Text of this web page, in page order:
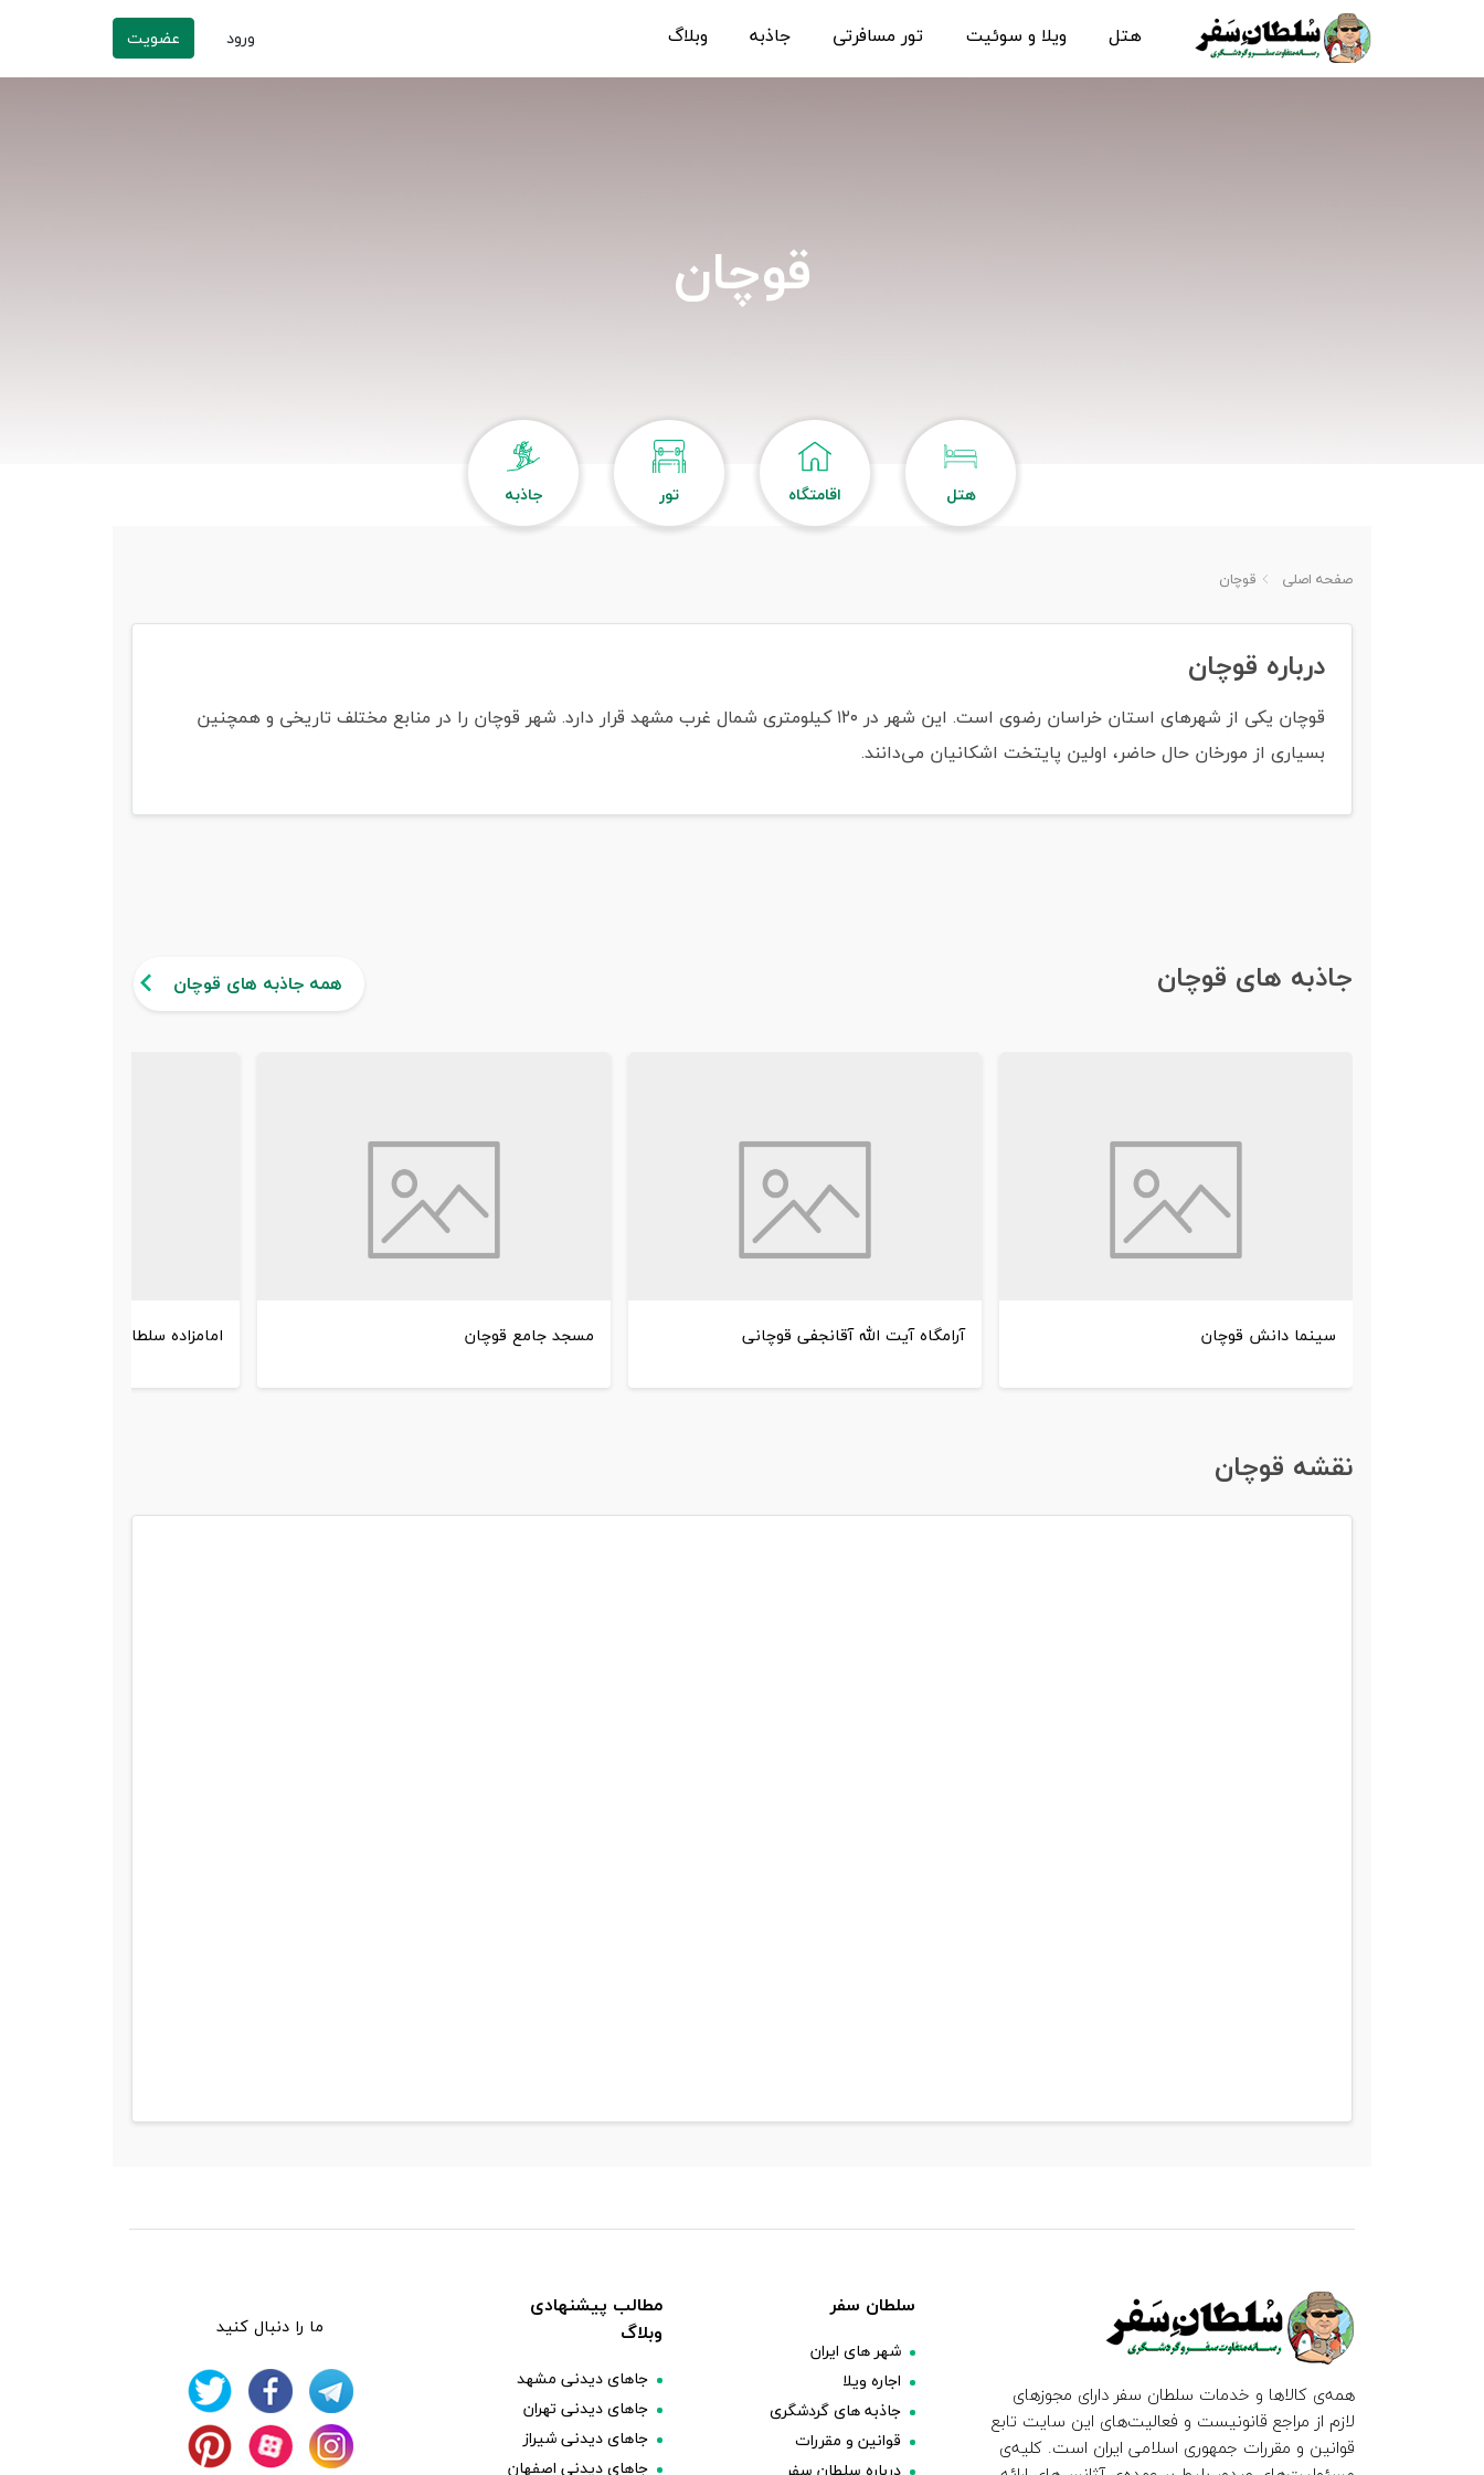
هتل ویلا و سوئیت تور مسافرتی جاذبه وبلاگ ورود عضویت
قوچان
هتل اقامتگاه تور جاذبه
صفحه اصلی قوچان
درباره قوچان
قوچان یکی از شهرهای استان خراسان رضوی است. این شهر در ۱۲۰ کیلومتری شمال غرب مشهد قرار دارد. شهر قوچان را در منابع مختلف تاریخی و همچنین
بسیاری از مورخان حال حاضر، اولین پایتخت اشکانیان می‌دانند.
جاذبه های قوچان همه جاذبه های قوچان
سینما دانش قوچان آرامگاه آیت الله آقانجفی قوچانی مسجد جامع قوچان امامزاده سلطان ابراهیم قوچان
نقشه قوچان
همه‌ی کالاها و خدمات سلطان سفر دارای مجوزهای
لازم از مراجع قانونیست و فعالیت‌های این سایت تابع
قوانین و مقررات جمهوری اسلامی ایران است. کلیه‌ی
سلطان سفر
شهر های ایران
اجاره ویلا
جاذبه های گردشگری
قوانین و مقررات
مطالب پیشنهادی
وبلاگ
جاهای دیدنی مشهد
جاهای دیدنی تهران
جاهای دیدنی شیراز
جاهای دیدنی اصفهان
ما را دنبال کنید